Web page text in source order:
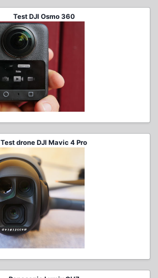
Test DJI Osmo 360
Test drone DJI Mavic 4 Pro